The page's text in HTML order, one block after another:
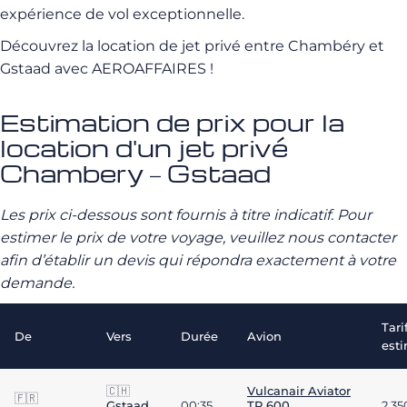
expérience de vol exceptionnelle.
Découvrez la location de jet privé entre Chambéry et
Gstaad avec AEROAFFAIRES !
Estimation de prix pour la
location d'un jet privé
Chambery – Gstaad
Les prix ci-dessous sont fournis à titre indicatif. Pour
estimer le prix de votre voyage, veuillez nous contacter
afin d’établir un devis qui répondra exactement à votre
demande.
De Vers Durée Avion
🇫🇷
🇨🇭
Vulcanair Aviator